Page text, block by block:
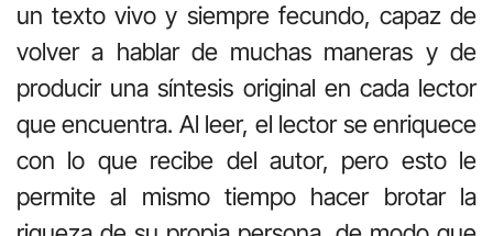
un texto vivo y siempre fecundo, capaz de
volver a hablar de muchas maneras y de
producir una síntesis original en cada lector
que encuentra. Al leer, el lector se enriquece
con lo que recibe del autor, pero esto le
permite al mismo tiempo hacer brotar la